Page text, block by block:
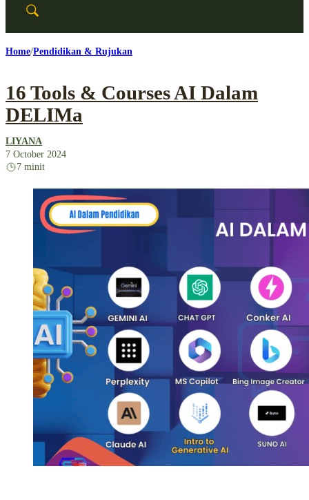
Home Pendidikan & Rujukan
16 Tools & Courses AI Dalam
DELIMa
LIYANA
7 October 2024
7 minit